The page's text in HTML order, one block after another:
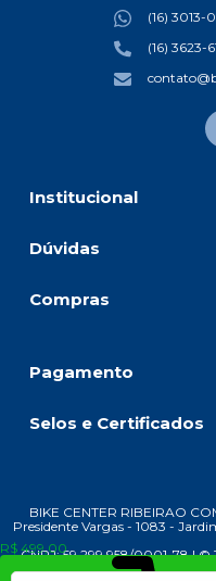
Institucional
Dúvidas
Compras
(16) 3013-
(16) 3623-
Pagamento
Selos e Certificados
BIKE CENTER RIBEIRAO
Presidente Vargas - 1083 -
CNPJ: 59.299.958/0001-78 | ©
R$ 499,00